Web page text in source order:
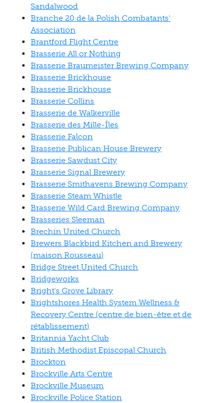
Sandalwood
Branche 20 de la Polish Combatants'
Association
Brantford Flight Centre
Brasserie All or Nothing
Brasserie Braumeister Brewing Company
Brasserie Brickhouse
Brasserie Brickhouse
Brasserie Collins
Brasserie de Walkerville
Brasserie des Mille-Îles
Brasserie Falcon
Brasserie Publican House Brewery
Brasserie Sawdust City
Brasserie Signal Brewery
Brasserie Smithavens Brewing Company
Brasserie Steam Whistle
Brasserie Wild Card Brewing Company
Brasseries Sleeman
Brechin United Church
Brewers Blackbird Kitchen and Brewery
(maison Rousseau)
Bridge Street United Church
Bridgeworks
Bright's Grove Library
Brightshores Health System Wellness &
Recovery Centre (centre de bien-être et de
rétablissement)
Britannia Yacht Club
British Methodist Episcopal Church
Brockton
Brockville Arts Centre
Brockville Museum
Brockville Police Station